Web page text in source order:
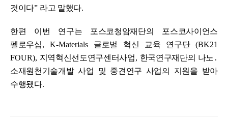
것이다ˮ 라고 말했다.
한편 이번 연구는 포스코청암재단의 포스코사이언스
펠로우십, K-Materials 글로벌 혁신 교육 연구단 (BK21
FOUR), 지역혁신선도연구센터사업, 한국연구재단의 나노 ․
소재원천기술개발 사업 및 중견연구 사업의 지원을 받아
수행됐다.